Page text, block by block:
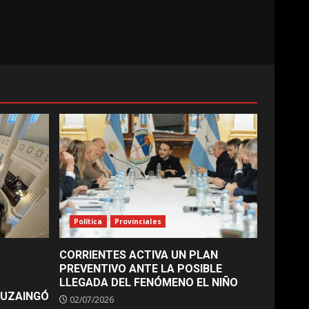
Política Provinciales
CORRIENTES ACTIVA UN PLAN
PREVENTIVO ANTE LA POSIBLE
LLEGADA DEL FENÓMENO EL NIÑO
02/07/2026